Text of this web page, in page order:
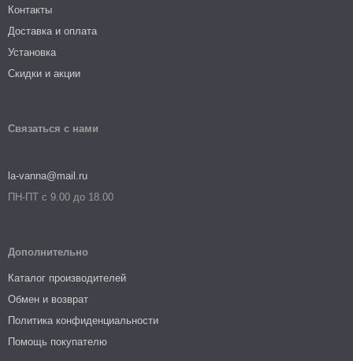
Контакты
Доставка и оплата
Установка
Скидки и акции
Связаться с нами
la-vanna@mail.ru
ПН-ПТ с 9.00 до 18.00
Дополнительно
Каталог производителей
Обмен и возврат
Политика конфиденциальности
Помощь покупателю